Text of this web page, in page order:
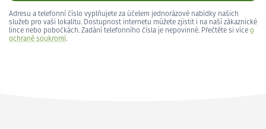
Adresu a telefonní číslo vyplňujete za účelem jednorázové nabídky našich
služeb pro vaši lokalitu. Dostupnost internetu můžete zjistit i na naší zákaznické
lince nebo pobočkách. Zadání telefonního čísla je nepovinné. Přečtěte si více o
ochraně soukromí.